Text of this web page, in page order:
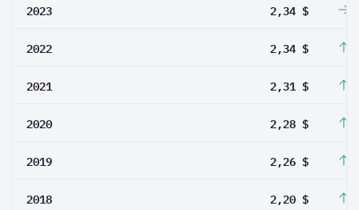
2023 2,34 $
2022 2,34 $
2021 2,31 $
2020 2,28 $
2019 2,26 $
2018 2,20 $